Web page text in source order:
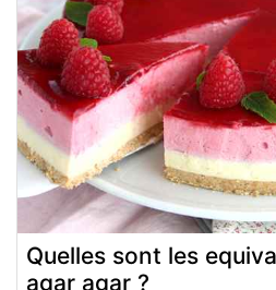
Quelles sont les
agar agar ?